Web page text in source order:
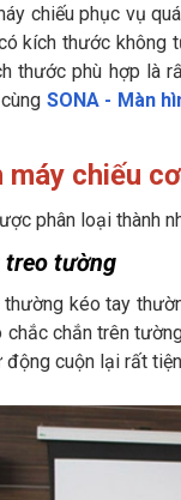
chiếu phục vụ
kích thước
thước phù hợp là
SONA - Màn
máy chiếu
phân loại thành
treo tường
kéo tay
chắn trên
cuộn lại rất